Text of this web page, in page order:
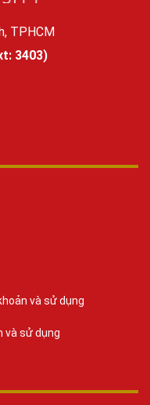
TPHCM
3403)
và sử dụng
và sử dụng